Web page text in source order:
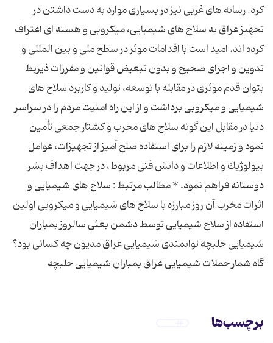
کرد. رسانه های غربی نیز در بسیاری موارد به دست داشتن در
تجهیز عراق به سلاح های شیمیایی، میکروبی و هسته ای اعتراف
کرده اند. امید است با اقدامات موثر در سطح ملی و بین المللی و
تدوین و اجرای صحیح و بدون تبعیض قوانین و مقررات ذیربط
بتوان قدم موثری در مقابله با توسعه، تولید و كاربرد سلاح های
شیمیایی و میکروبی برداشت و از این راه امنیت مردم را در سراسر
دنیا در مقابل این گونه سلاح های مخرب و كشتار جمعی تأمین
نمود و زمینه لازم را برای استفاده صلح آمیز از تجهیزات، عوامل
بیولوژیك و اطلاعات و دانش فنی مربوط، در جهت اهداف بشر
دوستانه فراهم نمود. * مطالب مرتبط : سلاح های شیمیایی و
اثرات مخرب آن روز مبارزه با سلاح های شیمیایی و میكروبی اولین
استفاده از سلاح شیمیایی توسط دشمن بعثی سالروز بمباران
شیمیایی حلبچه توانمندی شیمیایی عراق مدیون چه کسانی بود؟
گاه شمار حملات شیمیایی عراق بمباران شیمیایی حلبچه
برچسب‌ها